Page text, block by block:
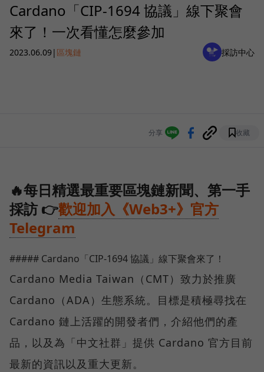
Cardano「CIP-1694 協議」線下聚會
來了！一次看懂怎麼參加
2023.06.09| 區塊鏈 採訪中心
分享 收藏
🔥每日精選最重要區塊鏈新聞、第一手
採訪 👉歡迎加入《Web3+》官方
Telegram
##### Cardano「CIP-1694 協議」線下聚會來了！
Cardano Media Taiwan（CMT）致力於推廣
Cardano（ADA）生態系統。目標是積極尋找在
Cardano 鏈上活躍的開發者們，介紹他們的產
品，以及為「中文社群」提供 Cardano 官方目前
最新的資訊以及重大更新。